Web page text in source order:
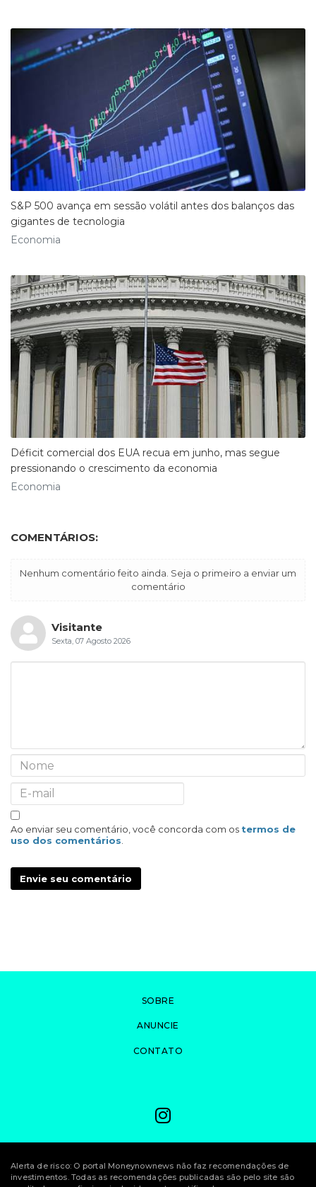
S&P 500 avança em sessão volátil antes dos balanços das
gigantes de tecnologia
Economia
Déficit comercial dos EUA recua em junho, mas segue
pressionando o crescimento da economia
Economia
COMENTÁRIOS:
Nenhum comentário feito ainda. Seja o primeiro a enviar um
comentário
Visitante
Sexta, 07 Agosto 2026
Ao enviar seu comentário, você concorda com os termos de
uso dos comentários
Envie seu comentário
SOBRE
ANUNCIE
CONTATO
Alerta de risco: O portal Moneynownews não faz recomendações de
investimentos. Todas as recomendações publicadas são pelo site são